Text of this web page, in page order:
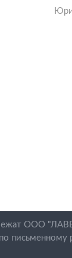
ООО
письменному